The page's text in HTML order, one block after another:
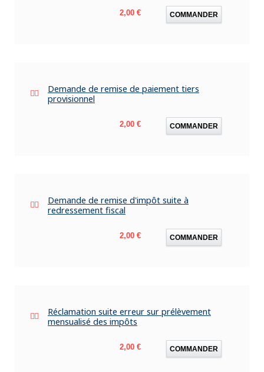
Prix
2,00 € COMMANDER
Demande de remise de paiement tiers
provisionnel
Prix
2,00 € COMMANDER
Demande de remise d'impôt suite à
redressement fiscal
Prix
2,00 € COMMANDER
Réclamation suite erreur sur prélèvement
mensualisé des impôts
Prix
2,00 € COMMANDER